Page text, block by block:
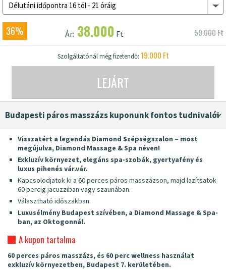
Délutáni időpontra 16 tól - 21 óráig
36% Ár: 38.000 Ft 59.000 Ft
Szolgáltatónál még fizetendő: 19.000 Ft
LEJÁRT
budapesti páros masszázs kuponunk fontos tudnivalói
Visszatért a legendás Diamond Szépségszalon – most
megújulva, Diamond Massage & Spa néven!
Exkluzív környezet, elegáns spa-szobák, gyertyafény és
luxus pihenés vár.vár.
Kapcsolodjatok ki a 60 perces páros masszázson, majd lazítsatok
60 percig jacuzziban vagy szaunában.
Választható időszakban.
Luxusélmény Budapest szívében, a Diamond Massage & Spa-
ban, az Oktogonnál.
A kupon tartalma
60 perces páros masszázs, és 60 perc wellness használat
exkluzív környezetben, Budapest 7. kerületében.